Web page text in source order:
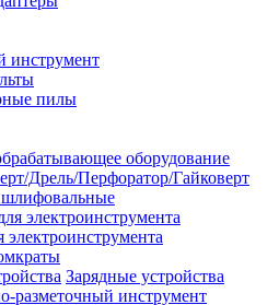
инструмент
пилы
оборудование
Дрель/Перфоратор/Гайковерт
электроинструмента
Зарядные устройства